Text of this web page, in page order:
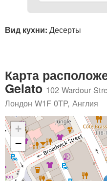
Вид кухни: Десерты
Карта
Gelato102 Wardour
Лондон W1F 0TP, Англия
+
−